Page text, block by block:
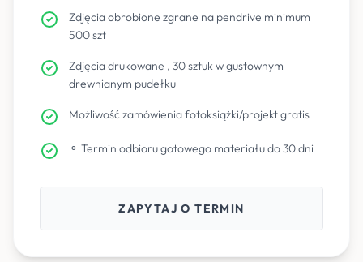
Zdjęcia obrobione zgrane na pendrive minimum
500 szt
Zdjęcia drukowane , 30 sztuk w gustownym
drewnianym pudełku
Możliwość zamówienia fotoksiążki/projekt gratis
⚬ Termin odbioru gotowego materiału do 30 dni
ZAPYTAJ O TERMIN